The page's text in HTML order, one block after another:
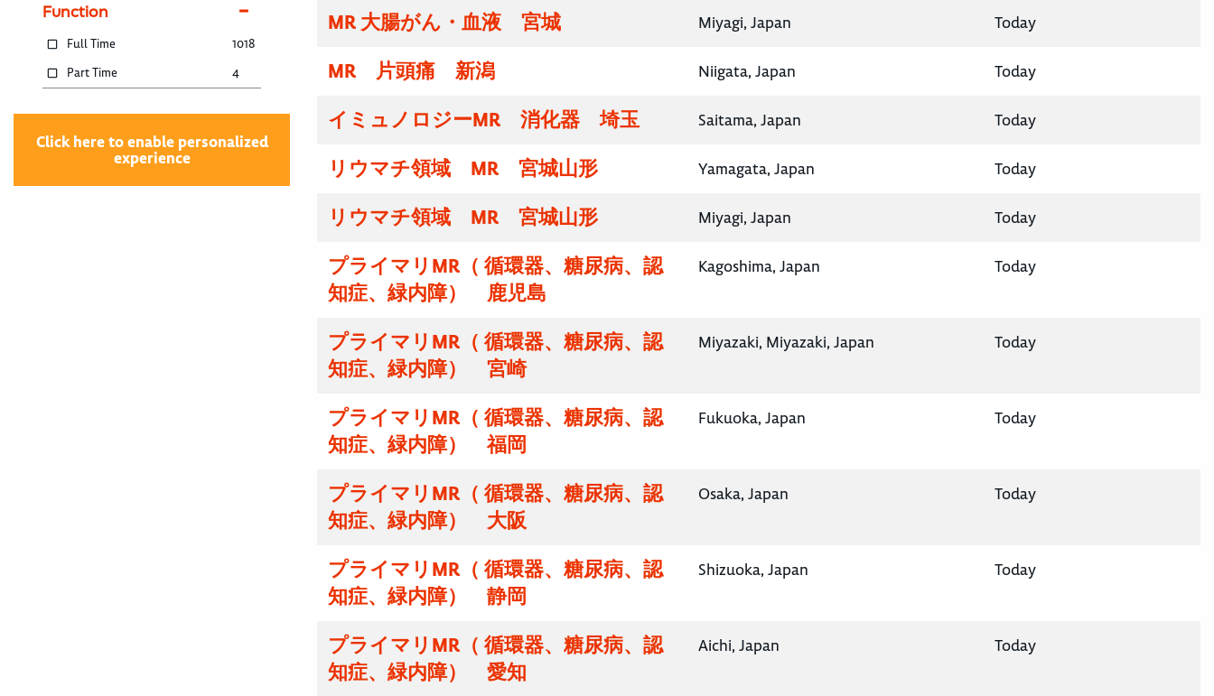
Function
Full Time
1018
Part Time
4
Click here to enable personalized
experience
MR 大腸がん・血液 宮城 Miyagi, Japan Today
MR 片頭痛 新潟 Niigata, Japan Today
イミュノロジーMR 消化器 埼玉 Saitama, Japan Today
リウマチ領域 MR 宮城山形 Yamagata, Japan Today
リウマチ領域 MR 宮城山形 Miyagi, Japan Today
プライマリMR（ 循環器、糖尿病、認
知症、緑内障） 鹿児島
Kagoshima, Japan Today
プライマリMR（ 循環器、糖尿病、認
知症、緑内障） 宮崎
Miyazaki, Miyazaki, Japan Today
プライマリMR（ 循環器、糖尿病、認
知症、緑内障） 福岡
Fukuoka, Japan Today
プライマリMR（ 循環器、糖尿病、認
知症、緑内障） 大阪
Osaka, Japan Today
プライマリMR（ 循環器、糖尿病、認
知症、緑内障） 静岡
Shizuoka, Japan Today
プライマリMR（ 循環器、糖尿病、認
知症、緑内障） 愛知
Aichi, Japan Today